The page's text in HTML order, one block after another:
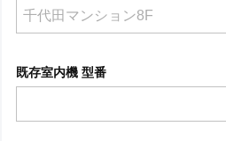
既存室内機 型番